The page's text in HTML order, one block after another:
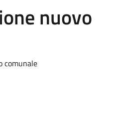
nuovo
comunale